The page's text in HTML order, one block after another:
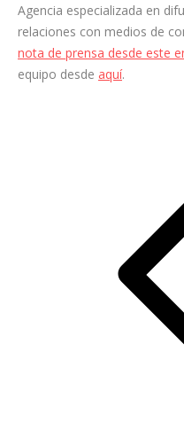
Agencia especializada en
relaciones con medios de
nota de prensa desde este
equipo desde aquí.